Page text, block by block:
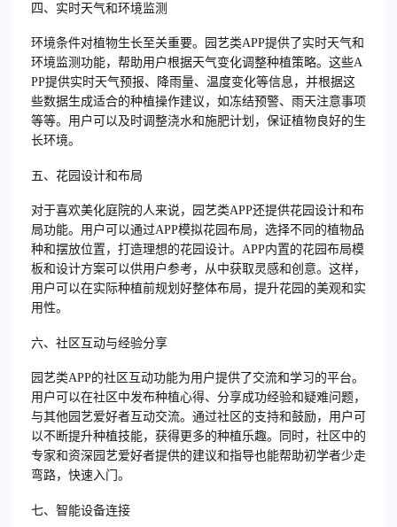
四、实时天气和环境监测
环境条件对植物生长至关重要。园艺类APP提供了实时天气和
环境监测功能，帮助用户根据天气变化调整种植策略。这些A
PP提供实时天气预报、降雨量、温度变化等信息，并根据这
些数据生成适合的种植操作建议，如冻结预警、雨天注意事项
等等。用户可以及时调整浇水和施肥计划，保证植物良好的生
长环境。
五、花园设计和布局
对于喜欢美化庭院的人来说，园艺类APP还提供花园设计和布
局功能。用户可以通过APP模拟花园布局，选择不同的植物品
种和摆放位置，打造理想的花园设计。APP内置的花园布局模
板和设计方案可以供用户参考，从中获取灵感和创意。这样，
用户可以在实际种植前规划好整体布局，提升花园的美观和实
用性。
六、社区互动与经验分享
园艺类APP的社区互动功能为用户提供了交流和学习的平台。
用户可以在社区中发布种植心得、分享成功经验和疑难问题，
与其他园艺爱好者互动交流。通过社区的支持和鼓励，用户可
以不断提升种植技能，获得更多的种植乐趣。同时，社区中的
专家和资深园艺爱好者提供的建议和指导也能帮助初学者少走
弯路，快速入门。
七、智能设备连接